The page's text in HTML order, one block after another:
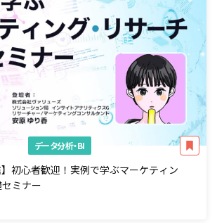
データ分析・BI
】初心者歓迎！実例で学ぶマーケティン
ミナー